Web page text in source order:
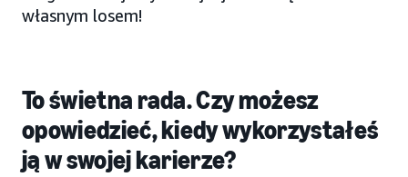
własnym losem!
To świetna rada. Czy możesz
opowiedzieć, kiedy wykorzystałeś
ją w swojej karierze?